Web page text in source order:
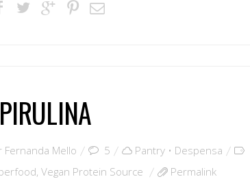
Fernanda Mello 5 Pantry • Despensa
,Vegan Protein Source Permalink